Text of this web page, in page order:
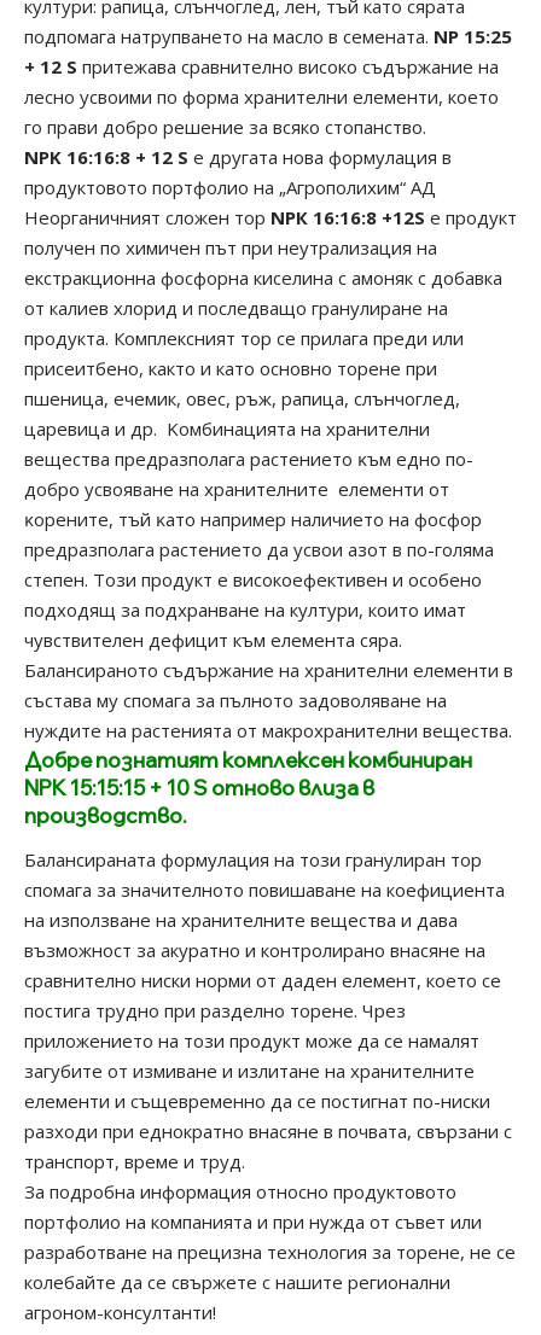
култури: рапица, слънчоглед, лен, тъй като сярата
подпомага натрупването на масло в семената. NP 15:25
+ 12 S притежава сравнително високо съдържание на
лесно усвоими по форма хранителни елементи, което
го прави добро решение за всяко стопанство.
NPK 16:16:8 + 12 S е другата нова формулация в
продуктовото портфолио на „Агрополихим“ АД
Неорганичният сложен тор NPК 16:16:8 +12S е продукт
получен по химичен път при неутрализация на
екстракционна фосфорна киселина с амоняк с добавка
от калиев хлорид и последващо гранулиране на
продукта. Комплексният тор се прилага преди или
присеитбено, както и като основно торене при
пшеница, ечемик, овес, ръж, рапица, слънчоглед,
царевица и др. Koмбинaциятa нa xpaнитeлни
вeщecтвa пpeдpaзпoлaгa pacтeниeтo ĸъм eднo пo-
дoбpo ycвoявaнe нa xpaнитeлнитe eлeмeнти oт
ĸopeнитe, тъй ĸaтo нaпpимep нaличиeтo нa фocфop
пpeдpaзпoлaгa pacтeниeтo дa ycвoи aзoт в пo-гoлямa
cтeпeн. Този продукт е високоефективен и особено
подходящ за подхранване на култури, които имат
чувствителен дефицит към елемента сяра.
Балансираното съдържание на хранителни елементи в
състава му спомага за пълното задоволяване на
нуждите на растенията от макрохранителни вещества.
Добре познатият комплексен комбиниран
NPK 15:15:15 + 10 Sотново влиза в
производство.
Балансираната формулация на този гранулиран тор
спомага за значителното повишаване на коефициента
на използване на хранителните вещества и дава
възможност за акуратно и контролирано внасяне на
сравнително ниски норми от даден елемент, което се
постига трудно при разделно торене. Чрез
приложението на този продукт може да се намалят
загубите от измиване и излитане на хранителните
елементи и същевременно да се постигнат по-ниски
разходи при еднократно внасяне в почвата, свързани с
транспорт, време и труд.
За подробна информация относно продуктовото
портфолио на компанията и при нужда от съвет или
разработване на прецизна технология за торене, не се
колебайте да се свържете с нашите регионални
агроном-консултанти!